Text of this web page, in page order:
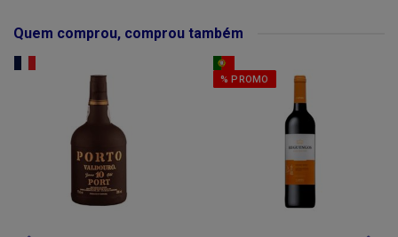
Quem comprou, comprou também
% PROMO